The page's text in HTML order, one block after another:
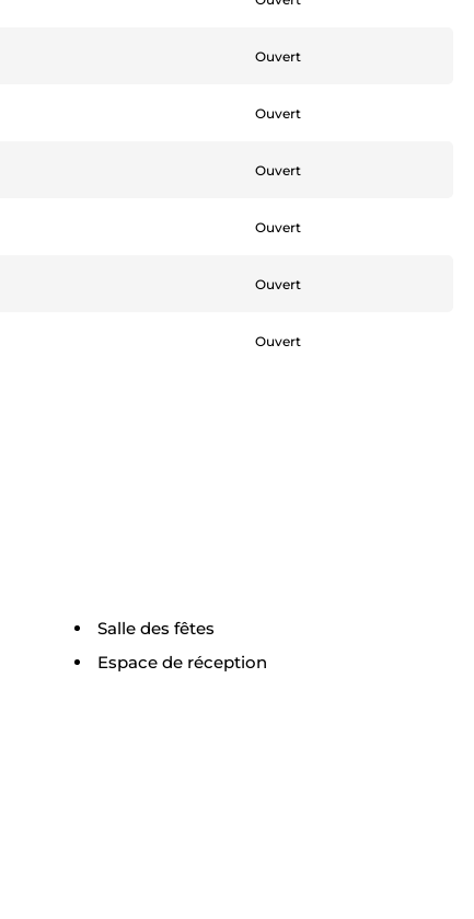
Ouvert
Ouvert
Ouvert
Ouvert
Ouvert
Ouvert
Salle des fêtes
Espace de réception